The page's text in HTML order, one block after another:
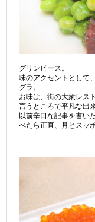
グリンピース。
味のアクセントとして
グラ。
お味は、街の大衆レス
言うところで平凡な出
以前辛口な記事を書い
べたら正直、月とスッポ